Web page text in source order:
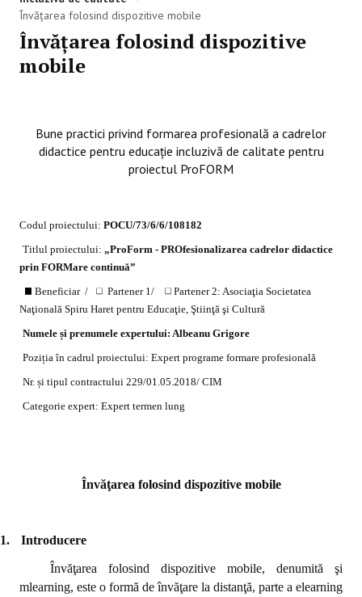
Învăţarea folosind dispozitive mobile
Învăţarea folosind dispozitive
mobile
Bune practici privind formarea profesională a cadrelor
didactice pentru educație incluzivă de calitate pentru
proiectul ProFORM
Codul proiectului: POCU/73/6/6/108182
Titlul proiectului: „ProForm - PROfesionalizarea cadrelor didactice
prin FORMare continuă”
Beneficiar / Partener 1/
Partener 2: Asociaţia Societatea
Naţională Spiru Haret pentru Educaţie, Ştiinţă şi Cultură
Numele și prenumele expertului: Albeanu Grigore
Poziția în cadrul proiectului: Expert programe formare profesională
Nr. și tipul contractului 229/01.05.2018/ CIM
Categorie expert: Expert termen lung
Învăţarea folosind dispozitive mobile
1. Introducere
Învăţarea folosind dispozitive mobile, denumită şi
mlearning, este o formă de învăţare la distanţă, parte a elearning